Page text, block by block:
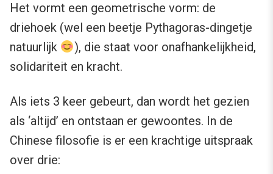
Het vormt een geometrische vorm: de
driehoek (wel een beetje Pythagoras-dingetje
natuurlijk
), die staat voor onafhankelijkheid,
solidariteit en kracht.
Als iets 3 keer gebeurt, dan wordt het gezien
als ‘altijd’ en ontstaan er gewoontes. In de
Chinese filosofie is er een krachtige uitspraak
over drie: